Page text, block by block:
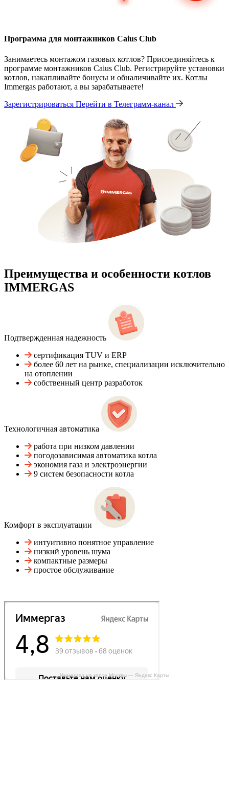
Программа для монтажников Caius Club
Занимаетесь монтажом газовых котлов? Присоединяйтесь к
программе монтажников Caius Club. Регистрируйте установки
котлов, накапливайте бонусы и обналичивайте их. Котлы
Immergas работают, а вы зарабатываете!
Зарегистрироваться Перейти в Телеграмм-канал
Преимущества и особенности котлов
IMMERGAS
Подтвержденная надежность
сертификация TUV и ERP
более 60 лет на рынке, специализации исключительно
на отоплении
собственный центр разработок
Технологичная автоматика
работа при низком давлении
погодозависимая автоматика котла
экономия газа и электроэнергии
9 систем безопасности котла
Комфорт в эксплуатации
интуитивно понятное управление
низкий уровень шума
компактные размеры
простое обслуживание
Иммергаз на карте Москвы — Яндекс Карты